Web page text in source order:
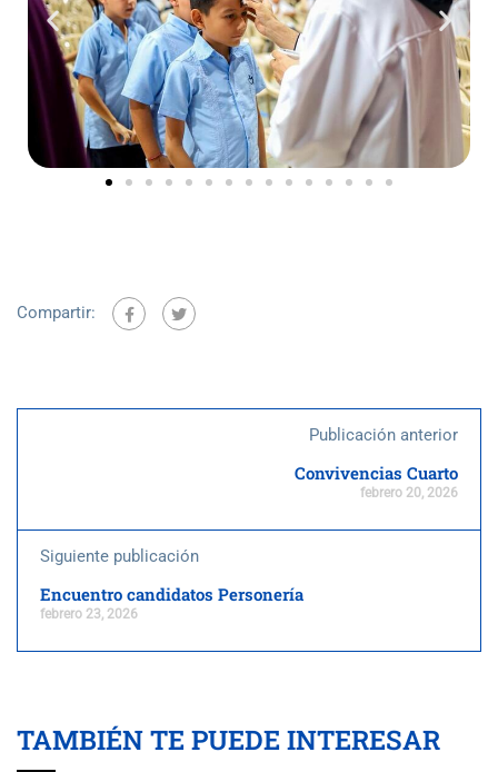
Compartir:
Publicación anterior
Convivencias Cuarto
febrero 20, 2026
Siguiente publicación
Encuentro candidatos Personería
febrero 23, 2026
TAMBIÉN TE PUEDE INTERESAR